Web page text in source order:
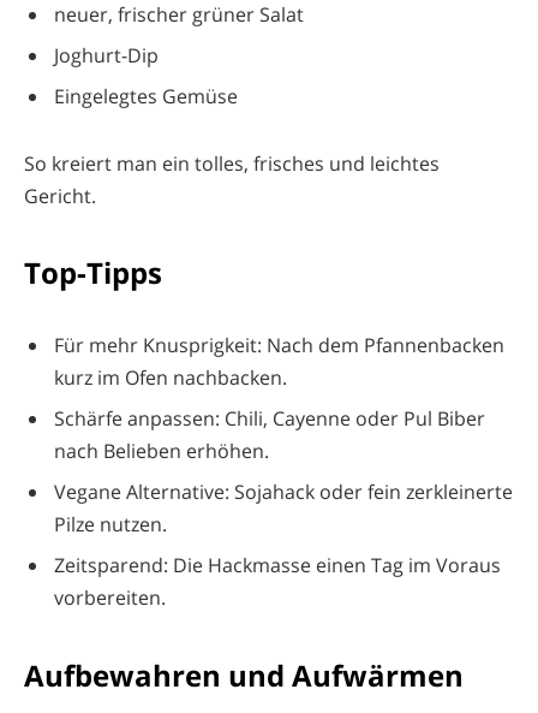
neuer, frischer grüner Salat
Joghurt-Dip
Eingelegtes Gemüse
So kreiert man ein tolles, frisches und leichtes
Gericht.
Top-Tipps
Für mehr Knusprigkeit: Nach dem Pfannenbacken
kurz im Ofen nachbacken.
Schärfe anpassen: Chili, Cayenne oder Pul Biber
nach Belieben erhöhen.
Vegane Alternative: Sojahack oder fein zerkleinerte
Pilze nutzen.
Zeitsparend: Die Hackmasse einen Tag im Voraus
vorbereiten.
Aufbewahren und Aufwärmen